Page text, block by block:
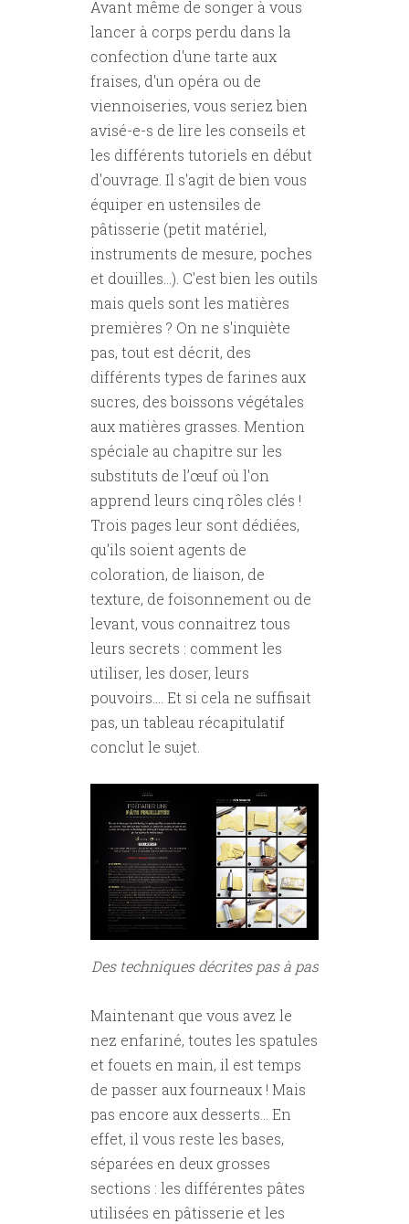
Avant même de songer à vous
lancer à corps perdu dans la
confection d'une tarte aux
fraises, d'un opéra ou de
viennoiseries, vous seriez bien
avisé-e-s de lire les conseils et
les différents tutoriels en début
d'ouvrage. Il s'agit de bien vous
équiper en ustensiles de
pâtisserie (petit matériel,
instruments de mesure, poches
et douilles...). C'est bien les outils
mais quels sont les matières
premières ? On ne s'inquiète
pas, tout est décrit, des
différents types de farines aux
sucres, des boissons végétales
aux matières grasses. Mention
spéciale au chapitre sur les
substituts de l’œuf où l'on
apprend leurs cinq rôles clés !
Trois pages leur sont dédiées,
qu'ils soient agents de
coloration, de liaison, de
texture, de foisonnement ou de
levant, vous connaitrez tous
leurs secrets : comment les
utiliser, les doser, leurs
pouvoirs.... Et si cela ne suffisait
pas, un tableau récapitulatif
conclut le sujet.
Des techniques décrites pas à pas
Maintenant que vous avez le
nez enfariné, toutes les spatules
et fouets en main, il est temps
de passer aux fourneaux ! Mais
pas encore aux desserts... En
effet, il vous reste les bases,
séparées en deux grosses
sections : les différentes pâtes
utilisées en pâtisserie et les